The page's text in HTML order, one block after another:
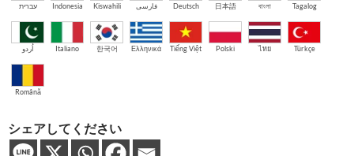
עברית Indonesia Kiswahili فارسی Deutsch 日本語 বাংলা Tagalog
اُردو Italiano 한국어 Ελληνικά Tiếng Việt Polski ไทย Türkçe
Română
シェアしてください